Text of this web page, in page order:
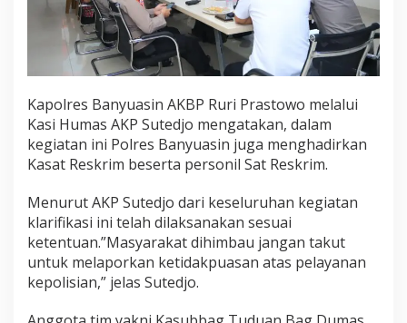
t
w
a
s
u
P
o
l
i
Kapolres Banyuasin AKBP Ruri Prastowo melalui
Kasi Humas AKP Sutedjo mengatakan, dalam
kegiatan ini Polres Banyuasin juga menghadirkan
Kasat Reskrim beserta personil Sat Reskrim.
Menurut AKP Sutedjo dari keseluruhan kegiatan
klarifikasi ini telah dilaksanakan sesuai
ketentuan.”Masyarakat dihimbau jangan takut
untuk melaporkan ketidakpuasan atas pelayanan
kepolisian,” jelas Sutedjo.